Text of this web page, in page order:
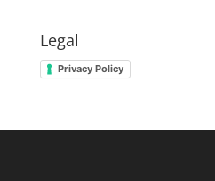
Legal
Privacy Policy